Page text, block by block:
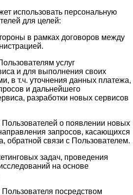
использовать персональную
для целей:
в рамках договоров между
услуг
и для выполнения своих
в т.ч. уточнения данных платежа,
и дальнейшего
разработки новых сервисов
о появлении новых
запросов, касающихся
обратной связи с Пользователем.
задач, проведения
на основе
посредством